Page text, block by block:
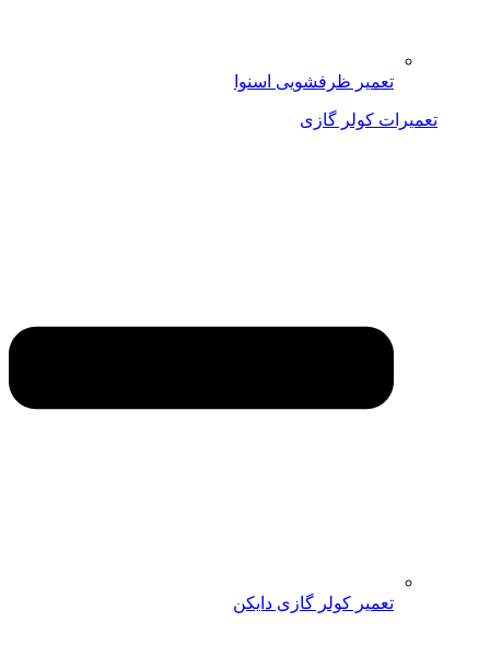
تعمیر ظرفشویی اسنوا
تعمیرات کولر گازی
تعمیر کولر گازی دایکن